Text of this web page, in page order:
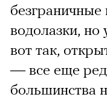
водолазки, но
вот так,
— все еще
большинства